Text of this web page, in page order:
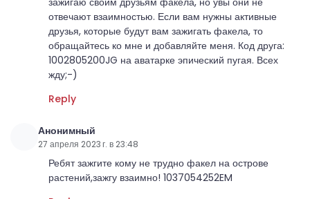
отвечают взаимностью. Если вам нужны активные
друзья, которые будут вам зажигать факела, то
обращайтесь ко мне и добавляйте меня. Код друга:
1002805200JG на аватарке эпический пугая. Всех
жду;-)
Reply
Анонимный
27 апреля 2023 г. в 23:48
Ребят зажгите кому не трудно факел на острове
растений,зажгу взаимно! 1037054252EM